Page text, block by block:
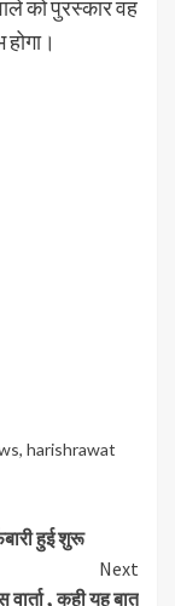
को पुरस्कार वह
होगा।
, harishrawat
हुई शुरू
Next
, कही यह बात